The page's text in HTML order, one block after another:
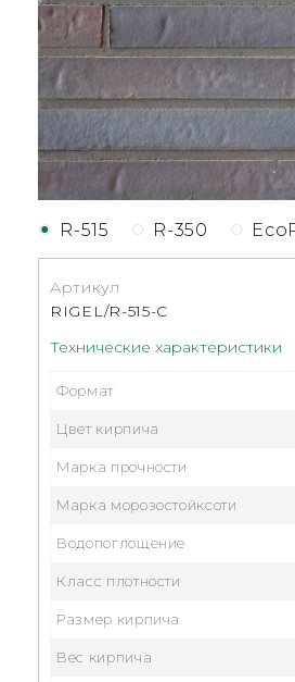
R-515 R-350
Технические характеристики
Артикул
RIGEL/R-515-С
Формат
Цвет кирпича
Марка прочности
Марка морозостойксоти
Водопоглощение
Класс плотности
Размер кирпича
Вес кирпича